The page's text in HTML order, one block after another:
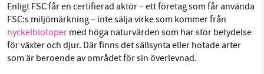
Enligt FSC får en certifierad aktör– ett företag som får använda
FSC:s miljömärkning– inte sälja virke som kommer från
nyckelbiotoper med höga naturvärden som har stor betydelse
för växter och djur. Där finns det sällsynta eller hotade arter
som är beroende av området för sin överlevnad.